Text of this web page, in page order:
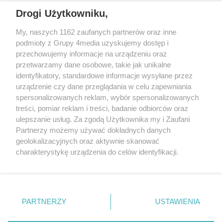
Redakcja Reklama Prywatność
Praca Łódź
the:protocol
Facebook.com
Youtube.com
Drogi Użytkowniku,
My, naszych 1162 zaufanych partnerów oraz inne
podmioty z Grupy 4media uzyskujemy dostęp i
przechowujemy informacje na urządzeniu oraz
przetwarzamy dane osobowe, takie jak unikalne
identyfikatory, standardowe informacje wysyłane przez
urządzenie czy dane przeglądania w celu zapewniania
spersonalizowanych reklam, wybór spersonalizowanych
treści, pomiar reklam i treści, badanie odbiorców oraz
ulepszanie usług. Za zgodą Użytkownika my i Zaufani
Partnerzy możemy używać dokładnych danych
geolokalizacyjnych oraz aktywnie skanować
charakterystykę urządzenia do celów identyfikacji.
zmienić/wycofać klikając przycisk ustawień prywatności
znajdujący się w lewym dolnym rogu strony
. Niektóre
PARTNERZY USTAWIENIA